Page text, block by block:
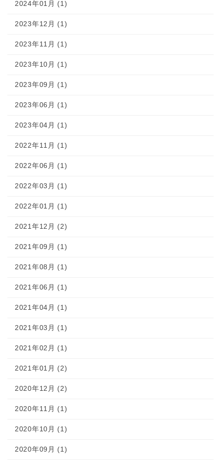
2024年01月 (1)
2023年12月 (1)
2023年11月 (1)
2023年10月 (1)
2023年09月 (1)
2023年06月 (1)
2023年04月 (1)
2022年11月 (1)
2022年06月 (1)
2022年03月 (1)
2022年01月 (1)
2021年12月 (2)
2021年09月 (1)
2021年08月 (1)
2021年06月 (1)
2021年04月 (1)
2021年03月 (1)
2021年02月 (1)
2021年01月 (2)
2020年12月 (2)
2020年11月 (1)
2020年10月 (1)
2020年09月 (1)